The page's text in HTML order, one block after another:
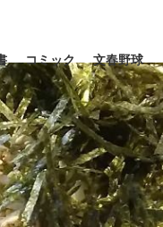
ビュー 読書
コミック 文春野球
田聖子